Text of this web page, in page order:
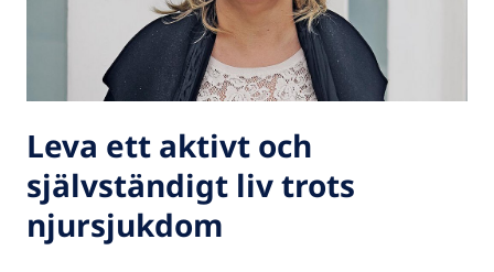
Leva ett aktivt och
självständigt liv trots
njursjukdom